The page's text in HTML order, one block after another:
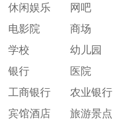
休闲娱乐
网吧
电影院
商场
学校
幼儿园
银行
医院
工商银行
农业银行
宾馆酒店
旅游景点